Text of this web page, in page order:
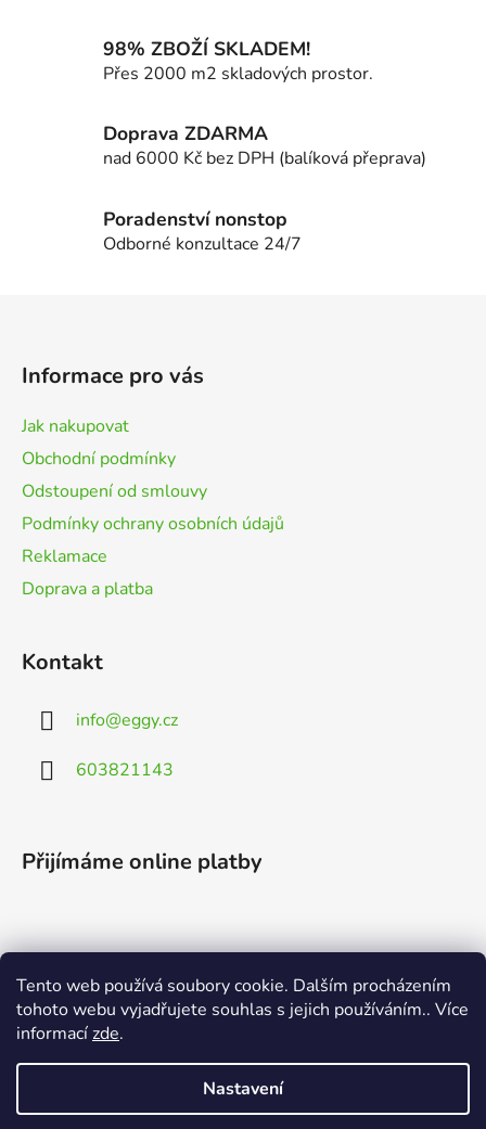
Tento web používá soubory cookie. Dalším procházením
tohoto webu vyjadřujete souhlas s jejich používáním.. Více
informacízde.
Nastavení
p
r
k
y
v
p
i
98% ZBOŽÍ SKLADEM!
Přes 2000 m2 skladových prostor.
Doprava ZDARMA
nad 6000 Kč bez DPH (balíková přeprava)
Poradenství nonstop
Odborné konzultace 24/7
Informace pro vás
Jak nakupovat
Obchodní podmínky
Odstoupení od smlouvy
Podmínky ochrany osobních údajů
Reklamace
Doprava a platba
Kontakt
info@eggy.cz
603821143
Přijímáme online platby
Vyhledávání
HLEDAT